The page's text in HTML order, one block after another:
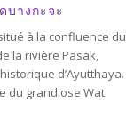
บางกะจะ
à la confluence du
la rivière Pasak,
d’Ayutthaya.
du grandiose Wat